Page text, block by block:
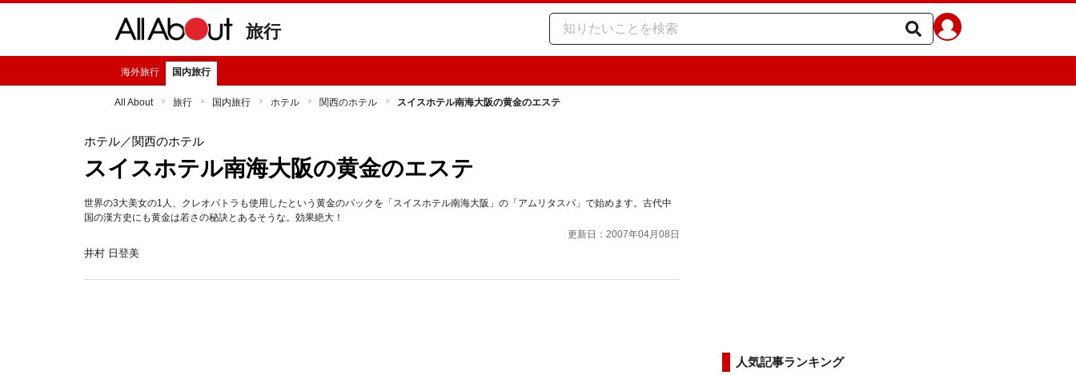
旅行
海外旅行 国内旅行
All About 旅行 国内旅行 ホテル 関西のホテル スイスホテル南海大阪の黄金のエステ
ホテル／関西のホテル
スイスホテル南海大阪の黄金のエステ
世界の3大美女の1人、クレオパトラも使用したという黄金のパックを「スイスホテル南海大阪」の「アムリタスパ」で始めます。古代中
国の漢方史にも黄金は若さの秘訣とあるそうな。効果絶大！
更新日：2007年04月08日
井村 日登美
人気記事ランキング